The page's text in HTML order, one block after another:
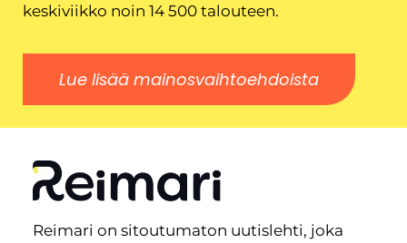
keskiviikko noin 14 500 talouteen.
Lue lisää mainosvaihtoehdoista
Reimari on sitoutumaton uutislehti, joka